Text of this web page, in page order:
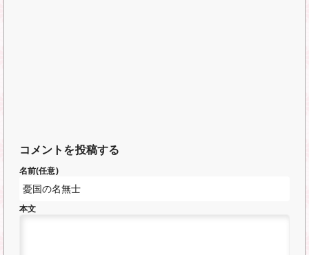
コメントを投稿する
名前(任意)
本文